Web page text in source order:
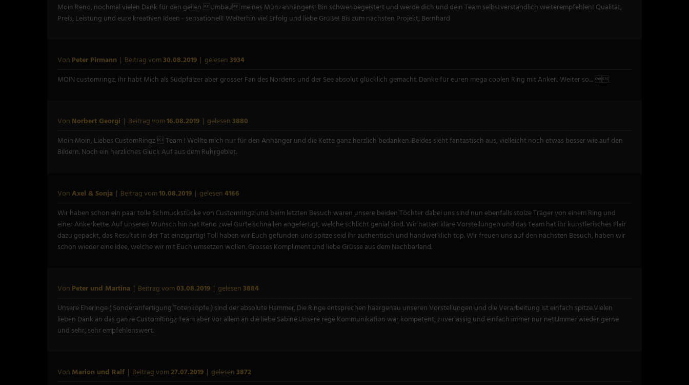
Moin Reno, nochmal vielen Dank für den geilen Umbau meines Münzanhängers! Bin schwer begeistert und werde dich und dein Team selbstverständlich weiterempfehlen! Qualität,
Preis, Leistung und eure kreativen Ideen - sensationell! Weiterhin viel Erfolg und liebe Grüße! Bis zum nächsten Projekt, Bernhard
Von Peter Pirmann | Beitrag vom30.08.2019 | gelesen3934
MOIN customringz, ihr habt Mich als Südpfälzer aber grosser Fan des Nordens und der See absolut glücklich gemacht. Danke für euren mega coolen Ring mit Anker.. Weiter so.... 
Von Norbert Georgi | Beitrag vom16.08.2019 | gelesen3880
Moin Moin, Liebes CustomRingz  Team ! Wollte mich nur für den Anhänger und die Kette ganz herzlich bedanken. Beides sieht fantastisch aus, vielleicht noch etwas besser wie auf den
Bildern. Noch ein herzliches Glück Auf aus dem Ruhrgebiet.
VonAxel & Sonja | Beitrag vom10.08.2019 | gelesen4166
Wir haben schon ein paar tolle Schmuckstücke von Customringz und beim letzten Besuch waren unsere beiden Töchter dabei uns sind nun ebenfalls stolze Träger von einem Ring und
einer Ankerkette. Auf unseren Wunsch hin hat Reno zwei Gürtelschnallen angefertigt, welche schlicht genial sind. Wir hatten klare Vorstellungen und das Team hat ihr künstlerisches Flair
dazu gepackt, das Resultat in der Tat einzigartig! Toll haben wir Euch gefunden und spitze seid ihr authentisch und handwerklich top. Wir freuen uns auf den nächsten Besuch, haben wir
schon wieder eine Idee, welche wir mit Euch umsetzen wollen. Grosses Kompliment und liebe Grüsse aus dem Nachbarland.
Von Peter und Martina | Beitrag vom03.08.2019 | gelesen3884
Unsere Eheringe ( Sonderanfertigung Totenköpfe ) sind der absolute Hammer. Die Ringe entsprechen haargenau unseren Vorstellungen und die Verarbeitung ist einfach spitze.Vielen
lieben Dank an das ganze CustomRingz Team aber vor allem an die liebe Sabine.Unsere rege Kommunikation war kompetent, zuverlässig und einfach immer nur nett.Immer wieder gerne
und sehr, sehr empfehlenswert.
Von Marion und Ralf | Beitrag vom27.07.2019 | gelesen3872